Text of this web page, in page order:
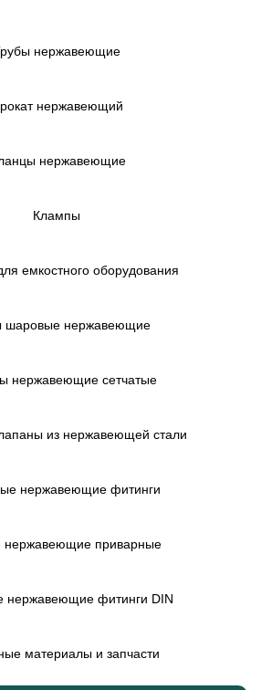
нержавеющие
нержавеющий
нержавеющие
Клампы
емкостного оборудования
шаровые нержавеющие
нержавеющие сетчатые
из нержавеющей стали
нержавеющие фитинги
нержавеющие приварные
нержавеющие фитинги DIN
материалы и запчасти